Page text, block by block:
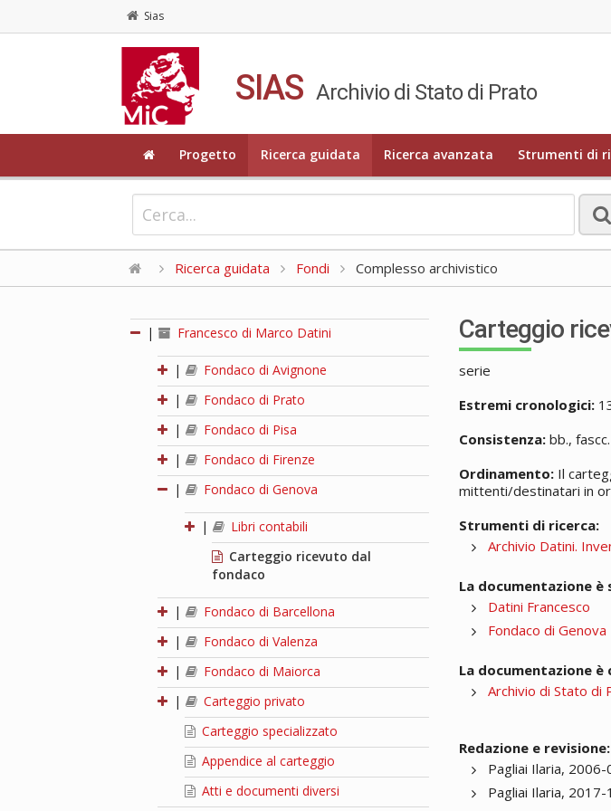
Sias
SIAS Archivio di Stato di Prato
Progetto Ricerca guidata Ricerca avanzata Strumenti di
Ricerca guidata Fondi Complesso archivistico
| Francesco di Marco Datini
|
Fondaco di Avignone
|
Fondaco di Prato
|
Fondaco di Pisa
|
Fondaco di Firenze
|
Fondaco di Genova
|
Libri contabili
Carteggio ricevuto dal
fondaco
|
Fondaco di Barcellona
|
Fondaco di Valenza
|
Fondaco di Maiorca
|
Carteggio privato
Carteggio specializzato
Appendice al carteggio
Atti e documenti diversi
Carteggio
serie
Estremi cronologici:
Consistenza: bb.,
Ordinamento: Il
mittenti/destinatari in
Strumenti di ricerca:
Archivio Datini.
La documentazione
Datini Francesco
Fondaco di Genova
La documentazione è
Archivio di Stato di
Redazione e revisione:
Pagliai Ilaria,
Pagliai Ilaria,